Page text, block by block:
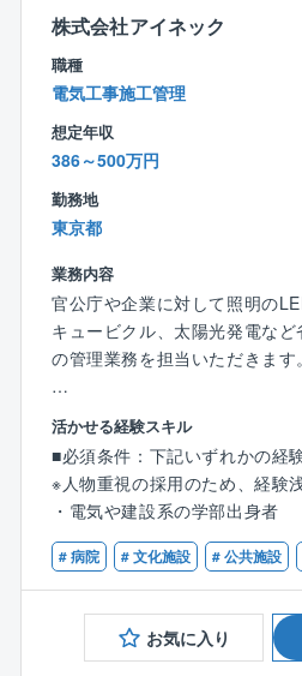
株式上場も控える中で様々な部
後も増えていきます。
・EV自動車の充電スタンドや
整備
・快適な室内環境を実現しなが
（電力等）のコスト削減
・電力等のエネルギーを見える
な省エネ化の運用
【同社について】
◎どんな企業？
地方公共団体との取引が99％で
を得る、注目の成長企業です。
省エネ機器（LED照明、高効
ルティングや再生可能エネルギ
計・導入・維持管理までトータ
できることが同社の強みです。
◎アイネックの特徴
自治体ごとの地域性特性を考慮
ラル実現に向けた課題抽出、実
から導入に至るロードマップを
同社の提案する設計・施工を
式」により、イニシャルコス
ール導入を促進しております。
同社が担当する工事の施工管理
工事が中心で、中には大手メー
【魅力】
◎上場に向け準備中
近年注目度の高まる再生エネル
社。
売り上げ予測100億円超でIPO
期を経験できます。
将来的には、株式上場の中での
ます！
現在は上場準備に差し掛かって
大していきます。
◎社会貢献性
自治体、政府が掲げているカ
する提案や避難所づくり等の一
◎安定性
官公庁案件のため、景況感に
【キャリアパス】
入社後は同社の施工管理フロ
徐々に担当する施工管理業務の
ち→将来は施工管理部門の中核
と共に、業務指導や人材育成に
考えております。
【業務の魅力】
◎社会貢献性
自治体、政府が掲げているカー
する提案や避難所づくり等の一
献性の高い事業に関われます。
◎企業の安定性
官公庁案件のため、景況感に左
◎他にはない魅力
売り上げ予測100億円超でIPO
期を経験できます。
将来的には、事業成長の中核
【働き方】
◎年間休日日数の多さ
年間休日126日かつ土日祝休み
株式会社アイネック
職種
電気工事施工管理
想定年収
386～500万円
勤務地
東京都
業務内容
官公庁や企業に対して照明の
キュービクル、太陽光発電な
の管理業務を担当いただきます。
【担当業務】
・協力業者への発注・打ち合わせ
・工期予定表の作成
・各種建材・資材などの発注
・現場での予算・品質・工期・
・検査及び第三者検査への立会
・完成図書の作成
【業務内容詳細】
活かせる経験スキル
■必須条件：下記いずれかの経
※人物重視の採用のため、経験
・電気や建設系の学部出身者
# 病院 # 文化施設 # 公共施設
お気に入り